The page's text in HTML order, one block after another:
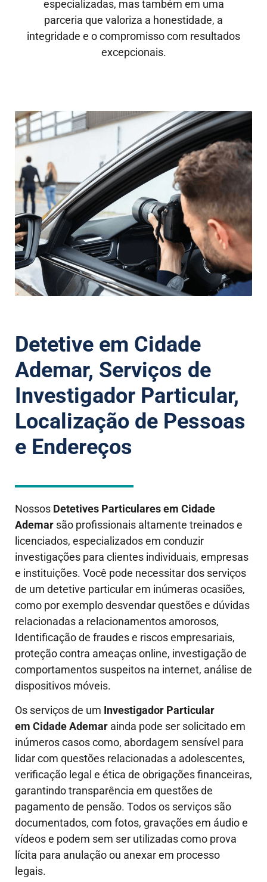
especializadas, mas também em uma
parceria que valoriza a honestidade, a
integridade e o compromisso com resultados
excepcionais.
Detetive em Cidade
Ademar, Serviços de
Investigador Particular,
Localização de Pessoas
e Endereços
Nossos Detetives Particulares em Cidade
Ademar são profissionais altamente treinados e
licenciados, especializados em conduzir
investigações para clientes individuais, empresas
e instituições. Você pode necessitar dos serviços
de um detetive particular em inúmeras ocasiões,
como por exemplo desvendar questões e dúvidas
relacionadas a relacionamentos amorosos,
Identificação de fraudes e riscos empresariais,
proteção contra ameaças online, investigação de
comportamentos suspeitos na internet, análise de
dispositivos móveis.
Os serviços de um Investigador Particular
em Cidade Ademar ainda pode ser solicitado em
inúmeros casos como, abordagem sensível para
lidar com questões relacionadas a adolescentes,
verificação legal e ética de obrigações financeiras,
garantindo transparência em questões de
pagamento de pensão. Todos os serviços são
documentados, com fotos, gravações em áudio e
vídeos e podem sem ser utilizadas como prova
lícita para anulação ou anexar em processo
legais.